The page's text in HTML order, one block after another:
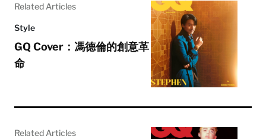
Related Articles
Style
GQ Cover：馮德倫的創意革
命
Related Articles